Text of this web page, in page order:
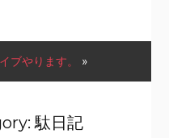
ブやります。 »
駄日記